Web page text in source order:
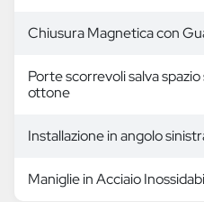
Chiusura Magnetica con
Porte scorrevoli salva
ottone
Installazione in angolo
Maniglie in Acciaio